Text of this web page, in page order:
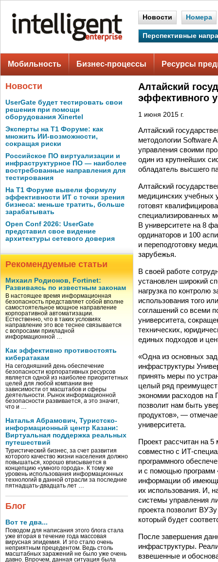
Новости Номера
Перспективные
Мобильность Бизнес-процессы Ресурсы
Новости
UserGate будет тестировать свои
решения при помощи
оборудования Xinertel
Эксперты на Т1 Форуме: как
множить ИИ-возможности,
сокращая риски
Российское ПО виртуализации и
инфраструктурное ПО — наиболее
востребованные направления для
тестирования
На Т1 Форуме вывели формулу
эффективности ИТ с точки зрения
бизнеса: меньше тратить, больше
зарабатывать
Open Conf 2026: UserGate
представил свое видение
архитектуры сетевого доверия
Рекомендуемые статьи
Михаил Родионов, Fortinet:
Развиваясь по известным законам
В настоящее время информационная
безопасность представляет собой вполне
самостоятельное мощное направление
корпоративной автоматизации.
Естественно, что в таких условиях
направление это все теснее связывается
с вопросами прикладной
информационной …
Как эффективно противостоять
кибератакам
На сегодняшний день обеспечение
безопасности корпоративных ресурсов
является одной из наиболее приоритетных
целей для любой компании вне
зависимости от масштабов и сферы
деятельности. Рынок информационной
безопасности развивается, а это значит,
что и …
Наталья Абрамович, Туристско-
информационный центр Казани:
Виртуальная поддержка реальных
путешествий
Туристический бизнес, за счет развития
которого качество жизни населения должно
повышаться, хорошо вписывается в
концепцию «умного города». К тому же
уровень использования информационных
технологий в данной отрасли за последние
пятнадцать-двадцать лет …
Блог
Вот те два...
Поводом для написания этого блога стала
уже вторая в течение года массовая
вирусная эпидемия. И это стало очень
неприятным прецедентом. Ведь столь
масштабных заражений не было уже очень
давно. Впрочем, данная ситуация была
Алтайский
эффективного
1 июня 2015 г.
Алтайский
методологии Software
управления своими
один из крупнейших
обладатель высшего
Алтайский
медицинских учебных
готовят
специализированных
В университете на 8
ординаторов и 100
и переподготовку
зарубежья.
В своей работе
установлен широкий
нагрузка по контролю
использования того
соглашений со всеми
университета,
технических,
единых подходов и
«Одна из основных
инфраструктуры
принять меры по
целый ряд
экономии расходов на
позволит нам быть
продуктов», —
университета.
Проект рассчитан на
совместно с ИТ-
программного
и с помощью программ
информации об
их использования. И,
системы управления
проекта позволит
который будет
После завершения
инфраструктуры.
взвешенные и